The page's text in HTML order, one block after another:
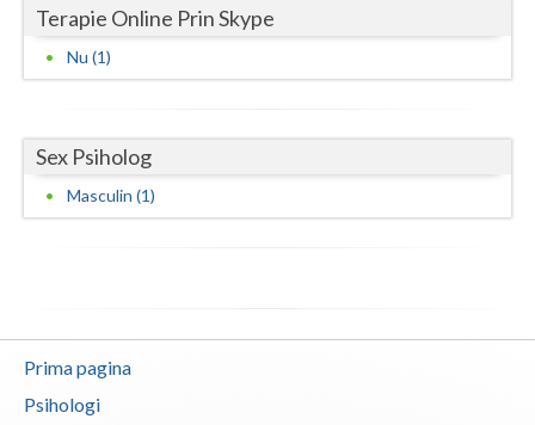
Ilfov
Maramures
Mures
Neamt
Salaj
Satu-Mare
Terapie Online Prin Skype
Nu (1)
Sex Psiholog
Masculin (1)
Prima pagina
Psihologi